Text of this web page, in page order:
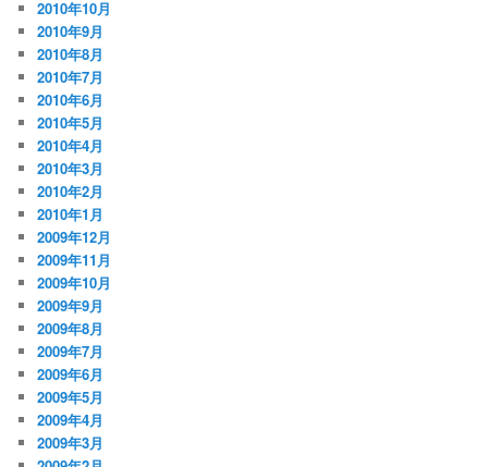
2010年10月
2010年9月
2010年8月
2010年7月
2010年6月
2010年5月
2010年4月
2010年3月
2010年2月
2010年1月
2009年12月
2009年11月
2009年10月
2009年9月
2009年8月
2009年7月
2009年6月
2009年5月
2009年4月
2009年3月